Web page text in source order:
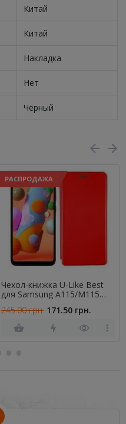
Китай
Китай
Накладка
Нет
Чёрный
РАСПРОДАЖА
Чехол-книжка U-Like Best
для Samsung A115/M115
245.00 грн. 171.50 грн.